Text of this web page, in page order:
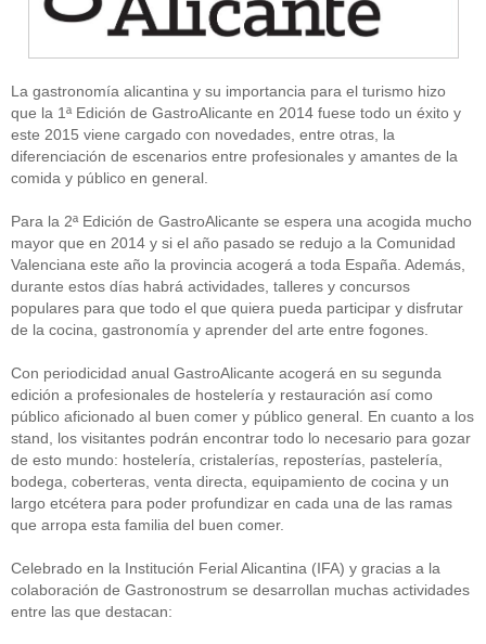
La gastronomía alicantina y su importancia para el turismo hizo
que la 1ª Edición de GastroAlicante en 2014 fuese todo un éxito y
este 2015 viene cargado con novedades, entre otras, la
diferenciación de escenarios entre profesionales y amantes de la
comida y público en general.
Para la 2ª Edición de GastroAlicante se espera una acogida mucho
mayor que en 2014 y si el año pasado se redujo a la Comunidad
Valenciana este año la provincia acogerá a toda España. Además,
durante estos días habrá actividades, talleres y concursos
populares para que todo el que quiera pueda participar y disfrutar
de la cocina, gastronomía y aprender del arte entre fogones.
Con periodicidad anual GastroAlicante acogerá en su segunda
edición a profesionales de hostelería y restauración así como
público aficionado al buen comer y público general. En cuanto a los
stand, los visitantes podrán encontrar todo lo necesario para gozar
de esto mundo: hostelería, cristalerías, reposterías, pastelería,
bodega, coberteras, venta directa, equipamiento de cocina y un
largo etcétera para poder profundizar en cada una de las ramas
que arropa esta familia del buen comer.
Celebrado en la Institución Ferial Alicantina (IFA) y gracias a la
colaboración de Gastronostrum se desarrollan muchas actividades
entre las que destacan: